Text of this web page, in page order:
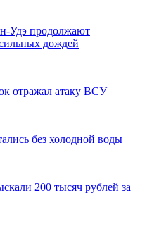
Удэ продолжают
дождей
отражал атаку ВСУ
без холодной воды
200 тысяч рублей за